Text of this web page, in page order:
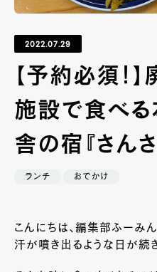
2022.07.29
【予約必須！
施設で食べる
舎の宿『さんさ
ランチ おでかけ
こんにちは、編集部ふーみ
汗が噴き出るような日が続